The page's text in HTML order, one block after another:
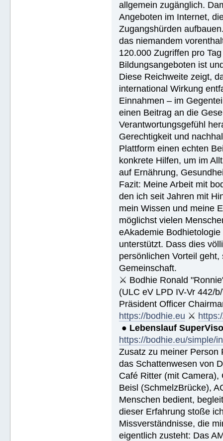
allgemein zugänglich.
Angeboten im Internet,
Zugangshürden
das niemandem
120.000 Zugriffen pro
Bildungsangeboten ist
Diese Reichweite zeigt,
international Wirkung
Einnahmen – im
einen Beitrag an die
Verantwortungsgefühl
Gerechtigkeit und
Plattform einen echten
konkrete Hilfen, um im
auf Ernährung,
Fazit: Meine Arbeit mit
den ich seit Jahren mit
mein Wissen und meine
möglichst vielen
eAkademie
unterstützt. Dass dies
persönlichen Vorteil
Gemeinschaft.
⚔ Bodhie Ronald
(ULC eV LPD IV-Vr 442/
Präsident Officer
https://bodhie.eu ⚔
● Lebenslauf
https://bodhie.eu/simple/
Zusatz zu meiner Person
das Schattenwesen von
Café Ritter (mit Camera),
Beisl (SchmelzBrücke),
Menschen bedient,
dieser Erfahrung stoße
Missverständnisse, die
eigentlich zusteht: Das